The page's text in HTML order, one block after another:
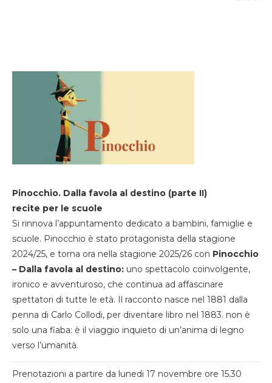
Pinocchio. Dalla favola al destino (parte II)
recite per le scuole
Si rinnova l’appuntamento dedicato a bambini, famiglie e
scuole. Pinocchio è stato protagonista della stagione
2024/25, e torna ora nella stagione 2025/26 con Pinocchio
– Dalla favola al destino: uno spettacolo coinvolgente,
ironico e avventuroso, che continua ad affascinare
spettatori di tutte le età. Il racconto nasce nel 1881 dalla
penna di Carlo Collodi, per diventare libro nel 1883. non è
solo una fiaba: è il viaggio inquieto di un’anima di legno
verso l’umanità.
Prenotazioni a partire da lunedi 17 novembre ore 15.30